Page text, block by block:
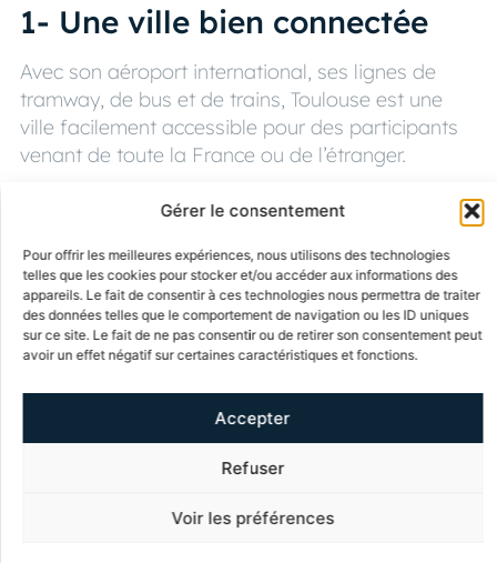
Gérer le consentement
Pour offrir les meilleures expériences, nous utilisons des technologies
telles que les cookies pour stocker et/ou accéder aux informations des
appareils. Le fait de consentir à ces technologies nous permettra de traiter
des données telles que le comportement de navigation ou les ID uniques
sur ce site. Le fait de ne pas consentir ou de retirer son consentement peut
avoir un effet négatif sur certaines caractéristiques et fonctions.
Accepter
Refuser
Voir les préférences
1- Une ville bien connectée
Avec son aéroport international, ses lignes de
tramway, de bus et de trains, Toulouse est une
ville facilement accessible pour des participants
venant de toute la France ou de l’étranger.
Le MEETT, situé à 7 minutes en voitures ou 25 en
bus de l’aéroport, est directement desservi par le
tramway (ligne T1) et le bus (ligne 30). Un parking
de 4 000 places permet également d’accueillir les
visiteurs venus en voiture.
Pour rejoindre Toulouse et rejoindre le MEETT
2- Un écosystème innovant
capitale savante, capitale mondiale et berceau